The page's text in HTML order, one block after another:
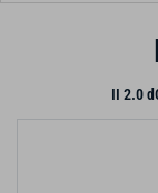
II 2.0